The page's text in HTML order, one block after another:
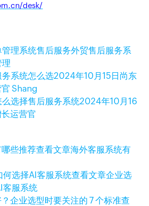
desk/
管理系统售后服务外贸售后服务系
系统怎么选2024年10月15日 尚东
Shang
选择售后服务系统2024年10月16
运营官
查看文章海外客服系统有
查看文章企业选
客服系统
查